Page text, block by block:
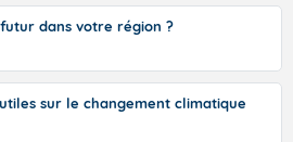
dans votre région ?
sur le changement climatique